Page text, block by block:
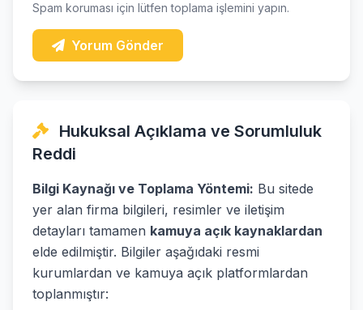
Spam koruması için lütfen toplama işlemini yapın.
Yorum Gönder
Hukuksal Açıklama ve Sorumluluk
Reddi
Bilgi Kaynağı ve Toplama Yöntemi: Bu sitede
yer alan firma bilgileri, resimler ve iletişim
detayları tamamen kamuya açık kaynaklardan
elde edilmiştir. Bilgiler aşağıdaki resmi
kurumlardan ve kamuya açık platformlardan
toplanmıştır: